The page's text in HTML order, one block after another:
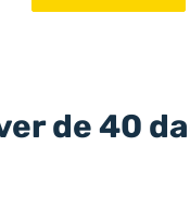
de 40